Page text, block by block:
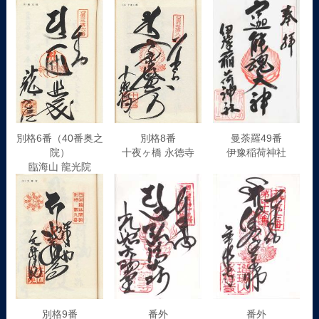
別格6番（40番奥之
院）
臨海山 龍光院
別格8番
十夜ヶ橋 永徳寺
曼荼羅49番
伊豫稲荷神社
別格9番 番外 番外